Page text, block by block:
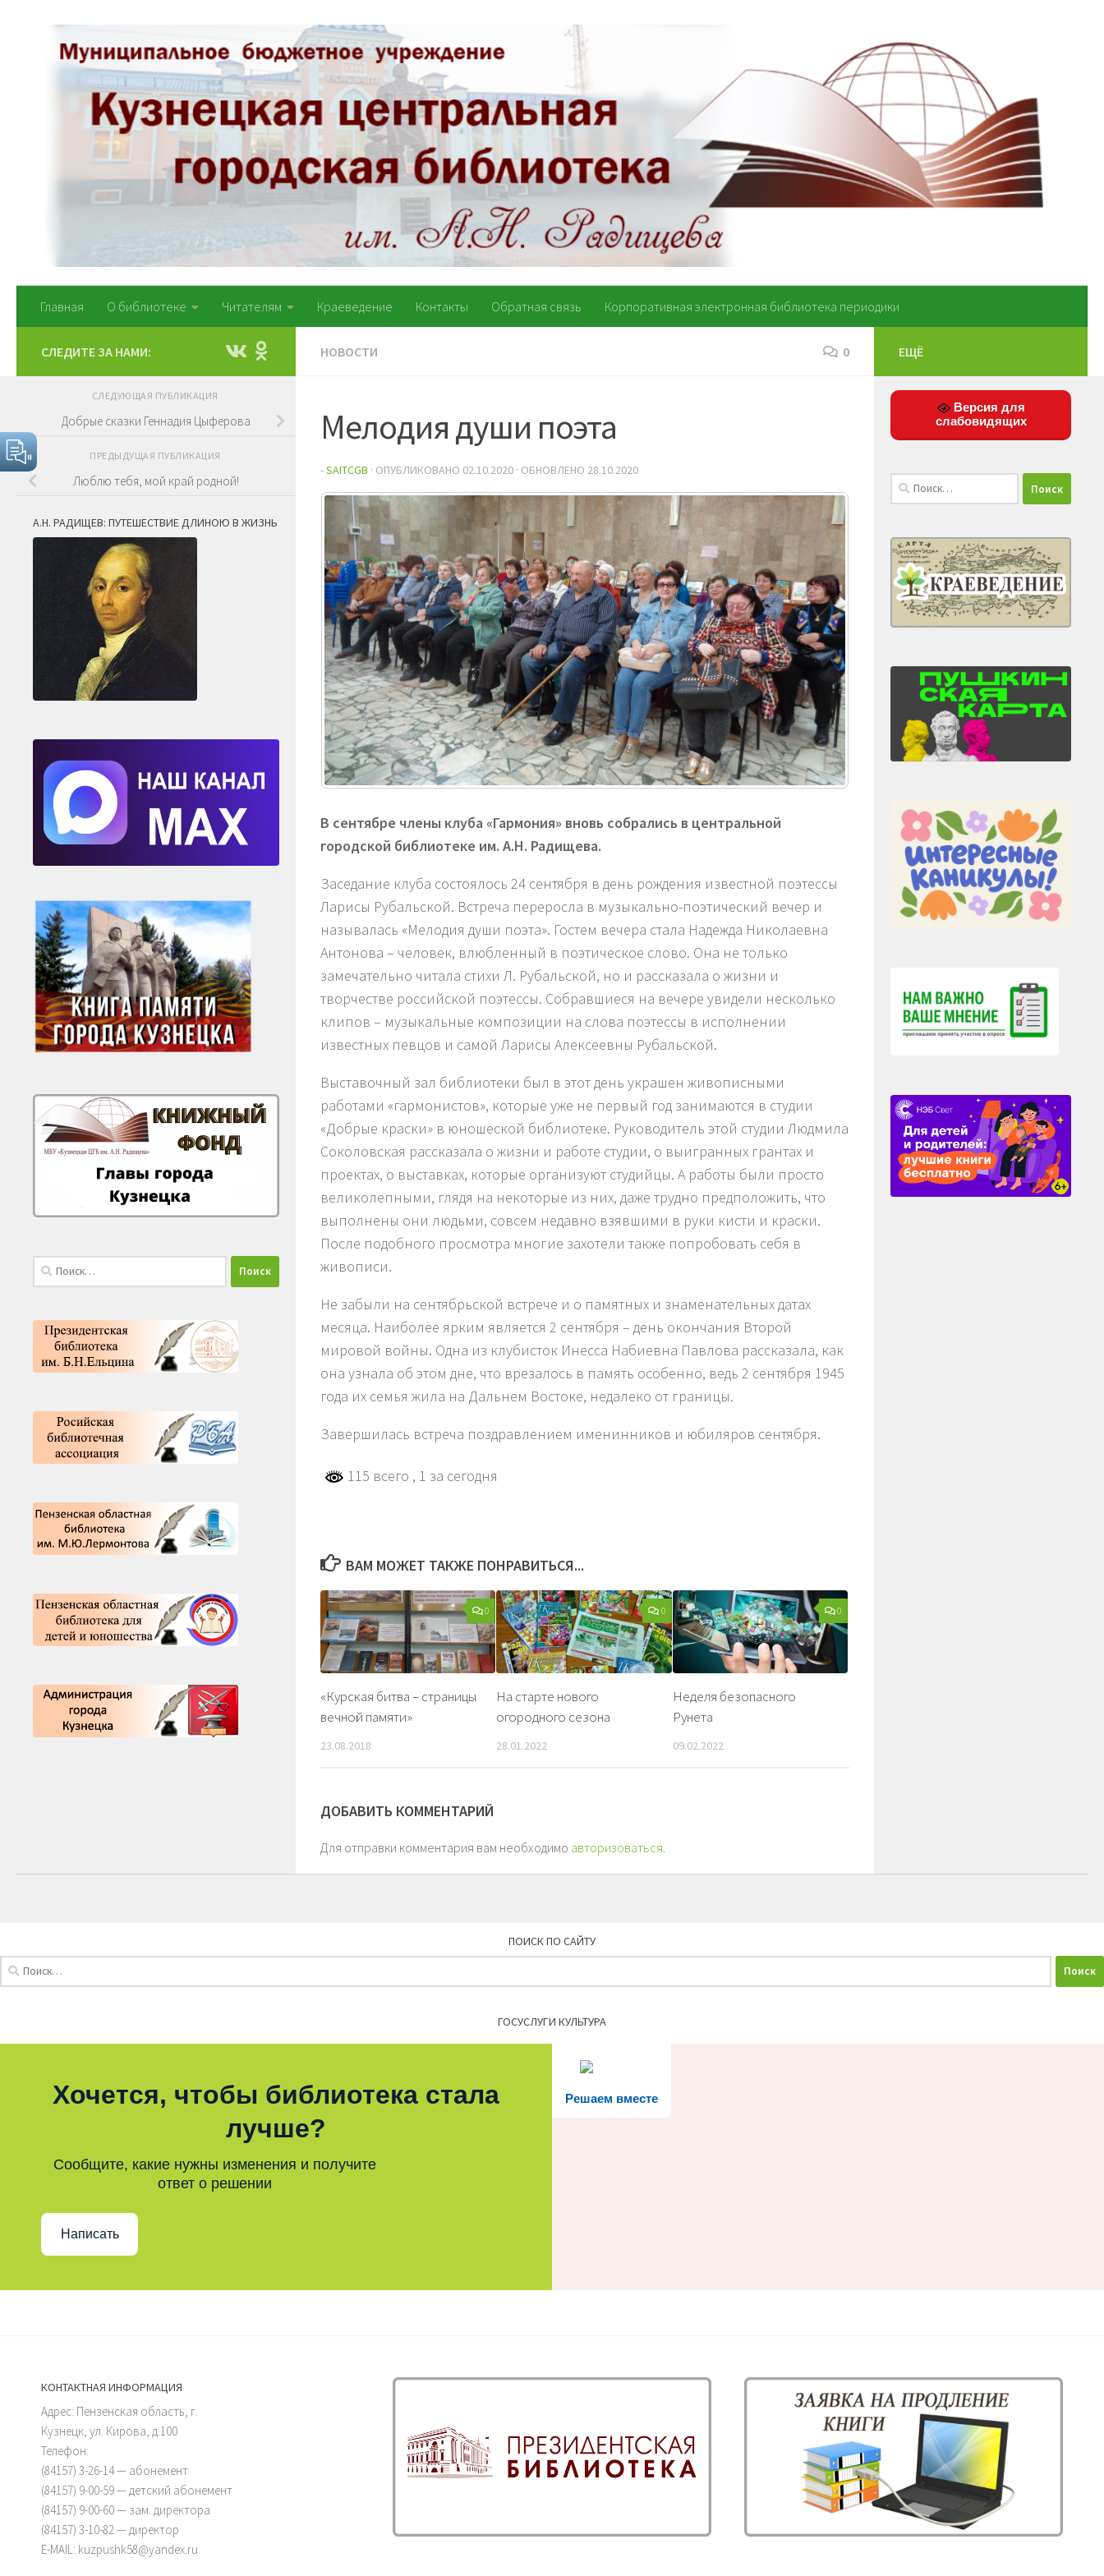
Перейти к содержимому
Главная О библиотеке Читателям Краеведение Контакты Обратная связь Корпоративная электронная библиотека периодики
НОВОСТИ 0
Мелодия души поэта
-SAITCGB · ОПУБЛИКОВАНО 02.10.2020 · ОБНОВЛЕНО 28.10.2020
В сентябре члены клуба «Гармония» вновь собрались в центральной
городской библиотеке им. А.Н. Радищева.
Заседание клуба состоялось 24 сентября в день рождения известной поэтессы
Ларисы Рубальской. Встреча переросла в музыкально-поэтический вечер и
называлась «Мелодия души поэта». Гостем вечера стала Надежда Николаевна
Антонова – человек, влюбленный в поэтическое слово. Она не только
замечательно читала стихи Л. Рубальской, но и рассказала о жизни и
творчестве российской поэтессы. Собравшиеся на вечере увидели несколько
клипов – музыкальные композиции на слова поэтессы в исполнении
известных певцов и самой Ларисы Алексеевны Рубальской.
Выставочный зал библиотеки был в этот день украшен живописными
работами «гармонистов», которые уже не первый год занимаются в студии
«Добрые краски» в юношеской библиотеке. Руководитель этой студии Людмила
Соколовская рассказала о жизни и работе студии, о выигранных грантах и
проектах, о выставках, которые организуют студийцы. А работы были просто
великолепными, глядя на некоторые из них, даже трудно предположить, что
выполнены они людьми, совсем недавно взявшими в руки кисти и краски.
После подобного просмотра многие захотели также попробовать себя в
живописи.
Не забыли на сентябрьской встрече и о памятных и знаменательных датах
месяца. Наиболее ярким является 2 сентября – день окончания Второй
мировой войны. Одна из клубисток Инесса Набиевна Павлова рассказала, как
она узнала об этом дне, что врезалось в память особенно, ведь 2 сентября 1945
года их семья жила на Дальнем Востоке, недалеко от границы.
Завершилась встреча поздравлением именинников и юбиляров сентября.
115 всего , 1 за сегодня
ВАМ МОЖЕТ ТАКЖЕ ПОНРАВИТЬСЯ...
0
«Курская битва – страницы
вечной памяти»
23.08.2018
0
На старте нового
огородного сезона
28.01.2022
0
Неделя безопасного
Рунета
09.02.2022
ДОБАВИТЬ КОММЕНТАРИЙ
Для отправки комментария вам необходимо авторизоваться
СЛЕДИТЕ ЗА НАМИ:
СЛЕДУЮЩАЯ ПУБЛИКАЦИЯ
Добрые сказки Геннадия Цыферова
ПРЕДЫДУЩАЯ ПУБЛИКАЦИЯ
Люблю тебя, мой край родной!
А.Н. РАДИЩЕВ: ПУТЕШЕСТВИЕ ДЛИНОЮ В ЖИЗНЬ
Найти:
ЕЩЁ
Версия для
слабовидящих
Найти:
ПОИСК ПО САЙТУ
ГОСУСЛУГИ КУЛЬТУРА
Решаем вместе
Хочется, чтобы библиотека стала
лучше?
Сообщите, какие нужны изменения и получите
ответ о решении
Написать
КОНТАКТНАЯ ИНФОРМАЦИЯ
Адрес: Пензенская область, г.
Кузнецк, ул. Кирова, д.100
Телефон:
(84157) 3-26-14 — абонемент
(84157) 9-00-59 — детский абонемент
(84157) 9-00-60 — зам. директора
(84157) 3-10-82 — директор
E-MAIL: kuzpushk58@yandex.ru